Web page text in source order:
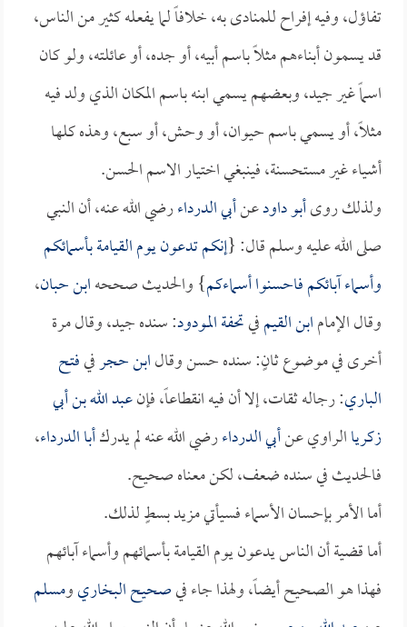
تفاؤل، وفيه إفراح للمنادى به، خلافاً لما يفعله كثير من الناس،
قد يسمون أبناءهم مثلاً باسم أبيه، أو جده، أو عائلته، ولو كان
اسماً غير جيد، وبعضهم يسمي ابنه باسم المكان الذي ولد فيه
مثلاً، أو يسمي باسم حيوان، أو وحش، أو سبع، وهذه كلها
أشياء غير مستحسنة، فينبغي اختيار الاسم الحسن.
ولذلك روىأبو داودعنأبي الدرداءرضي الله عنه، أن النبي
صلى الله عليه وسلم قال: {إنكم تدعون يوم القيامة بأسمائكم
وأسماء آبائكم فاحسنوا أسماءكم} والحديث صححهابن حبان،
وقال الإمامابن القيمفيتحفة المودود: سنده جيد، وقال مرة
أخرى في موضوع ثانٍ: سنده حسن وقالابن حجرفيفتح
الباري: رجاله ثقات، إلا أن فيه انقطاعاً، فإنعبد الله بن أبي
زكرياالراوي عنأبي الدرداءرضي الله عنه لم يدركأبا الدرداء،
فالحديث في سنده ضعف، لكن معناه صحيح.
أما الأمر بإحسان الأسماء فسيأتي مزيد بسطٍ لذلك.
أما قضية أن الناس يدعون يوم القيامة بأسمائهم وأسماء آبائهم
فهذا هو الصحيح أيضاً، ولهذا جاء فيصحيح البخاريومسلم